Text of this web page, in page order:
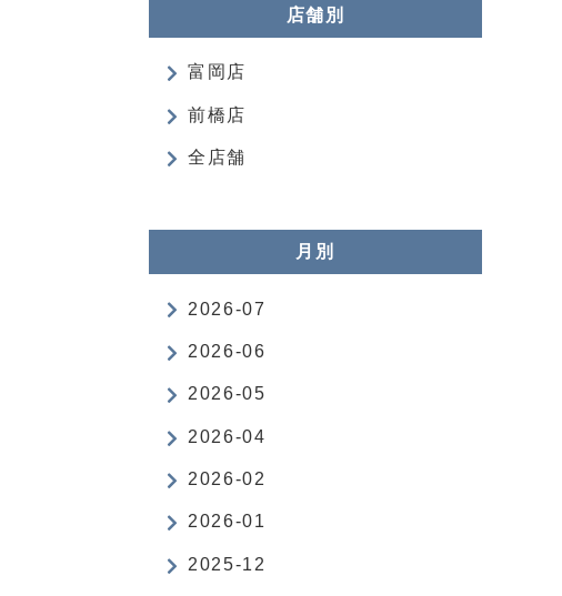
店舗別
富岡店
前橋店
全店舗
月別
2026-07
2026-06
2026-05
2026-04
2026-02
2026-01
2025-12